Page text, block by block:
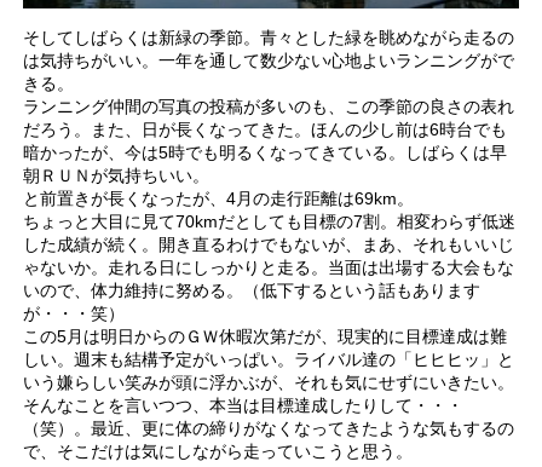
そしてしばらくは新緑の季節。青々とした緑を眺めながら走るの
は気持ちがいい。一年を通して数少ない心地よいランニングがで
きる。
ランニング仲間の写真の投稿が多いのも、この季節の良さの表れ
だろう。また、日が長くなってきた。ほんの少し前は6時台でも
暗かったが、今は5時でも明るくなってきている。しばらくは早
朝ＲＵＮが気持ちいい。
と前置きが長くなったが、4月の走行距離は69km。
ちょっと大目に見て70kmだとしても目標の7割。相変わらず低迷
した成績が続く。開き直るわけでもないが、まあ、それもいいじ
ゃないか。走れる日にしっかりと走る。当面は出場する大会もな
いので、体力維持に努める。（低下するという話もあります
が・・・笑）
この5月は明日からのＧＷ休暇次第だが、現実的に目標達成は難
しい。週末も結構予定がいっぱい。ライバル達の「ヒヒヒッ」と
いう嫌らしい笑みが頭に浮かぶが、それも気にせずにいきたい。
そんなことを言いつつ、本当は目標達成したりして・・・
（笑）。最近、更に体の締りがなくなってきたような気もするの
で、そこだけは気にしながら走っていこうと思う。